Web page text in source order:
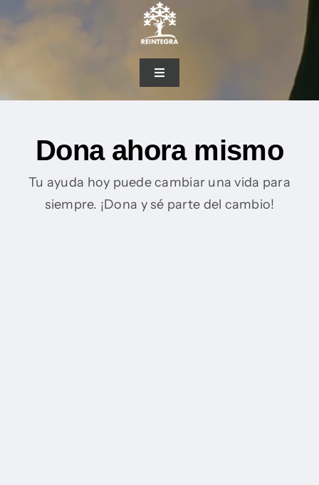
Toggle
Navigation
¿QUIÉNES SOMOS?
REINSERCIÓN
Dona ahora mismo
Tu ayuda hoy puede cambiar una vida para
siempre. ¡Dona y sé parte del cambio!